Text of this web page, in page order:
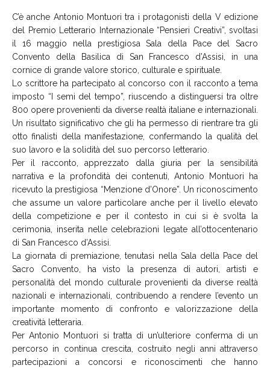
C’è anche Antonio Montuori tra i protagonisti della V edizione
del Premio Letterario Internazionale “Pensieri Creativi”, svoltasi
il 16 maggio nella prestigiosa Sala della Pace del Sacro
Convento della Basilica di San Francesco d’Assisi, in una
cornice di grande valore storico, culturale e spirituale.
Lo scrittore ha partecipato al concorso con il racconto a tema
imposto “I semi del tempo”, riuscendo a distinguersi tra oltre
800 opere provenienti da diverse realtà italiane e internazionali.
Un risultato significativo che gli ha permesso di rientrare tra gli
otto finalisti della manifestazione, confermando la qualità del
suo lavoro e la solidità del suo percorso letterario.
Per il racconto, apprezzato dalla giuria per la sensibilità
narrativa e la profondità dei contenuti, Antonio Montuori ha
ricevuto la prestigiosa “Menzione d’Onore”. Un riconoscimento
che assume un valore particolare anche per il livello elevato
della competizione e per il contesto in cui si è svolta la
cerimonia, inserita nelle celebrazioni legate all’ottocentenario
di San Francesco d’Assisi.
La giornata di premiazione, tenutasi nella Sala della Pace del
Sacro Convento, ha visto la presenza di autori, artisti e
personalità del mondo culturale provenienti da diverse realtà
nazionali e internazionali, contribuendo a rendere l’evento un
importante momento di confronto e valorizzazione della
creatività letteraria.
Per Antonio Montuori si tratta di un’ulteriore conferma di un
percorso in continua crescita, costruito negli anni attraverso
partecipazioni a concorsi e riconoscimenti che hanno